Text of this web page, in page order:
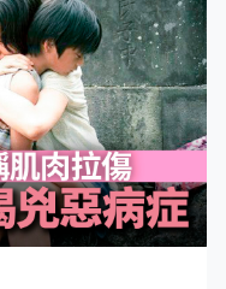
胃痛咗兩個禮拜，前
套疊，所以要立即做
，可以好危險。」並
出事就好麻煩」。 老
同時亦多謝醫生和護士
不知所措：「突然一
措，亦都比我感受
露老公情況已有好
食物，自己亦鬆了一
兒科常見病 延誤醫